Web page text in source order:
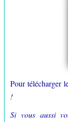
Pour télécharger
!
Si vous aussi